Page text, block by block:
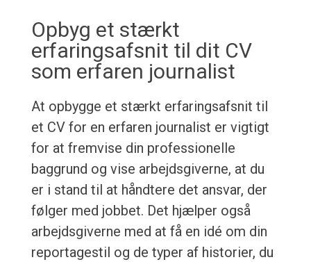
Opbyg et stærkt
erfaringsafsnit til dit CV
som erfaren journalist
At opbygge et stærkt erfaringsafsnit til
et CV for en erfaren journalist er vigtigt
for at fremvise din professionelle
baggrund og vise arbejdsgiverne, at du
er i stand til at håndtere det ansvar, der
følger med jobbet. Det hjælper også
arbejdsgiverne med at få en idé om din
reportagestil og de typer af historier, du